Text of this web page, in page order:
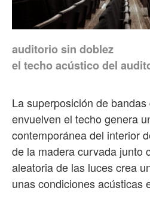
auditorio sin doblez
el techo acústico del
La superposición de
envuelven el techo genera
contemporánea del interior
de la madera curvada junto
aleatoria de las luces crea
unas condiciones acústicas